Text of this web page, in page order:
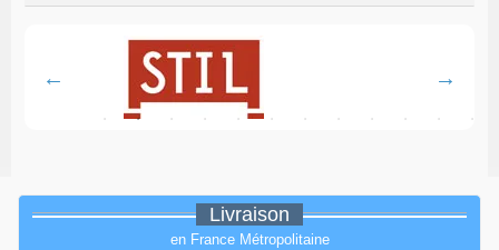
Livraison
en France Métropolitaine